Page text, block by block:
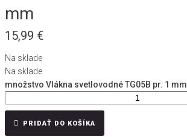
mm
15,99 €
Na sklade
Na sklade
množstvo Vlákna svetlovodné TG05B pr. 1 mm
PRIDAŤ DO KOŠÍKA